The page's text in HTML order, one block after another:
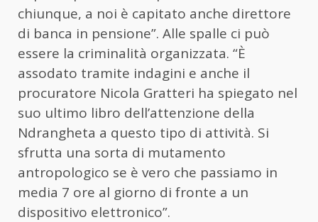
chiunque, a noi è capitato anche direttore
di banca in pensione”. Alle spalle ci può
essere la criminalità organizzata. “È
assodato tramite indagini e anche il
procuratore Nicola Gratteri ha spiegato nel
suo ultimo libro dell’attenzione della
Ndrangheta a questo tipo di attività. Si
sfrutta una sorta di mutamento
antropologico se è vero che passiamo in
media 7 ore al giorno di fronte a un
dispositivo elettronico”.